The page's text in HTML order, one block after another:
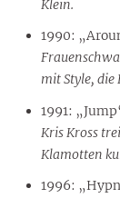
Klein.
1990:
mit Style,
1991:
Kris Kross
Klamotten
1996: